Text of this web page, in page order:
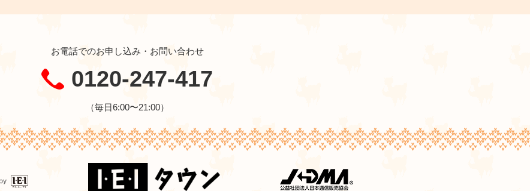
お電話でのお申し込み・お問い合わせ
0120-247-417
（毎日6:00〜21:00）